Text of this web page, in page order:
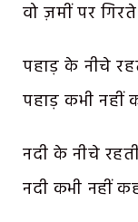
वो ज़मीं पर
पहाड़ के नीचे
पहाड़ कभी नहीं
नदी के नीचे
नदी कभी नहीं